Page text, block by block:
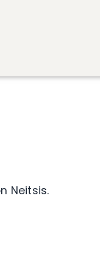
Neitsis.